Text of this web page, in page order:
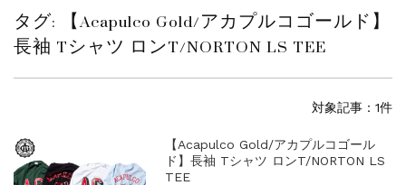
タグ: 【Acapulco Gold/アカプルコゴールド】
長袖 Tシャツ ロンT/NORTON LS TEE
対象記事：1件
【Acapulco Gold/アカプルコゴール
ド】長袖 Tシャツ ロンT/NORTON LS
TEE